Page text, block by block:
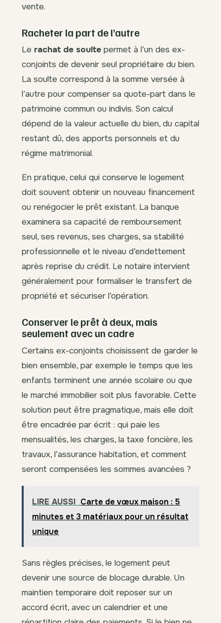
vente.
Racheter la part de l’autre
Le rachat de soulte permet à l’un des ex-
conjoints de devenir seul propriétaire du bien.
La soulte correspond à la somme versée à
l’autre pour compenser sa quote-part dans le
patrimoine commun ou indivis. Son calcul
dépend de la valeur actuelle du bien, du capital
restant dû, des apports personnels et du
régime matrimonial.
En pratique, celui qui conserve le logement
doit souvent obtenir un nouveau financement
ou renégocier le prêt existant. La banque
examinera sa capacité de remboursement
seul, ses revenus, ses charges, sa stabilité
professionnelle et le niveau d’endettement
après reprise du crédit. Le notaire intervient
généralement pour formaliser le transfert de
propriété et sécuriser l’opération.
Conserver le prêt à deux, mais
seulement avec un cadre
Certains ex-conjoints choisissent de garder le
bien ensemble, par exemple le temps que les
enfants terminent une année scolaire ou que
le marché immobilier soit plus favorable. Cette
solution peut être pragmatique, mais elle doit
être encadrée par écrit : qui paie les
mensualités, les charges, la taxe foncière, les
travaux, l’assurance habitation, et comment
seront compensées les sommes avancées ?
LIRE AUSSI Carte de vœux maison : 5
minutes et 3 matériaux pour un résultat
unique
Sans règles précises, le logement peut
devenir une source de blocage durable. Un
maintien temporaire doit reposer sur un
accord écrit, avec un calendrier et une